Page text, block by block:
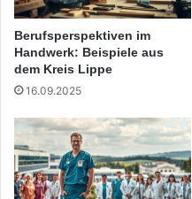
Berufsperspektiven im
Handwerk: Beispiele aus
dem Kreis Lippe
16.09.2025